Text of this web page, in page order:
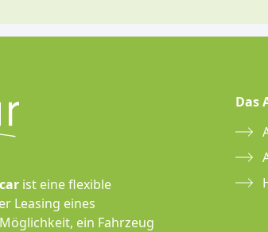
Lagerung, Motorfahrzeugsteuer, die
ist eine flexible
Leasing eines
ein Fahrzeug
Das